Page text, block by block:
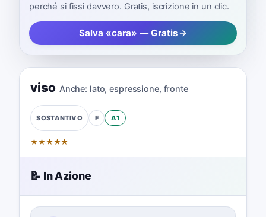
perché si fissi davvero. Gratis, iscrizione in un clic.
Salva «cara» — Gratis
viso Anche: lato,espressione, fronte
SOSTANTIVO F A1
★★★★★
📝 In Azione